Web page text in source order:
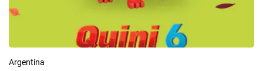
Quini 6 de hoy, sorteo en vivo, 5 de agosto: pozo y
resultados de la Lotería de Santa Fe